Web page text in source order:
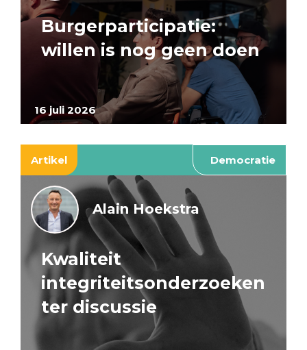
16 juli 2026
Burgerparticipatie:
willen is nog geen doen
Artikel Democratie
Alain Hoekstra
Kwaliteit
integriteitsonderzoeken
ter discussie